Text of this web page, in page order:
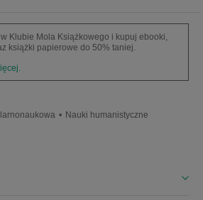
Klubie Mola Książkowego i kupuj ebooki,
książki papierowe do 50% taniej.
• Nauki humanistyczne